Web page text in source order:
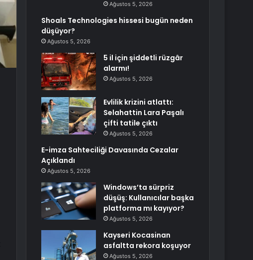
Ağustos 5, 2026
Shoals Technologies hissesi bugün neden
düşüyor?
Ağustos 5, 2026
5 il için şiddetli rüzgâr
alarmı!
Ağustos 5, 2026
Evlilik krizini atlattı:
Selahattin Lara Paşalı
çifti tatile çıktı
Ağustos 5, 2026
E-imza Sahteciliği Davasında Cezalar
Açıklandı
Ağustos 5, 2026
Windows’ta sürpriz
düşüş: Kullanıcılar başka
platforma mı kayıyor?
Ağustos 5, 2026
Kayseri Kocasinan
asfaltta rekora koşuyor
Ağustos 5, 2026